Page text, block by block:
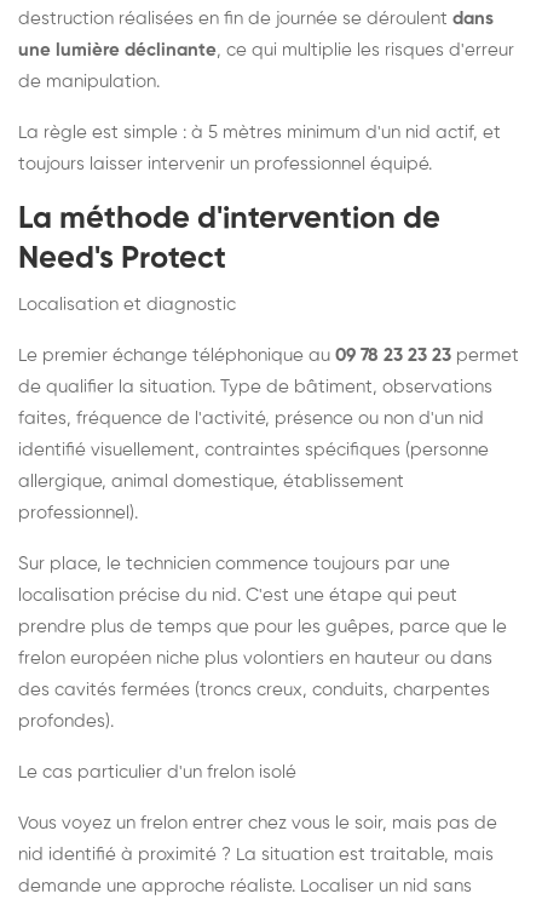
destruction réalisées en fin de journée se déroulent dans
une lumière déclinante, ce qui multiplie les risques d'erreur
de manipulation.
La règle est simple : à 5 mètres minimum d'un nid actif, et
toujours laisser intervenir un professionnel équipé.
La méthode d'intervention de
Need's Protect
Localisation et diagnostic
Le premier échange téléphonique au 09 78 23 23 23 permet
de qualifier la situation. Type de bâtiment, observations
faites, fréquence de l'activité, présence ou non d'un nid
identifié visuellement, contraintes spécifiques (personne
allergique, animal domestique, établissement
professionnel).
Sur place, le technicien commence toujours par une
localisation précise du nid. C'est une étape qui peut
prendre plus de temps que pour les guêpes, parce que le
frelon européen niche plus volontiers en hauteur ou dans
des cavités fermées (troncs creux, conduits, charpentes
profondes).
Le cas particulier d'un frelon isolé
Vous voyez un frelon entrer chez vous le soir, mais pas de
nid identifié à proximité ? La situation est traitable, mais
demande une approche réaliste. Localiser un nid sans